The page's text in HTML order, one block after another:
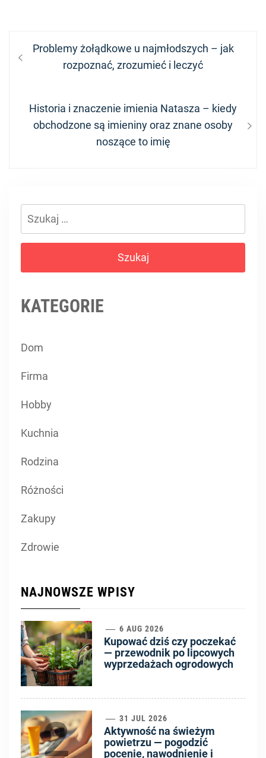
Nawigacja
wpisu
Previous
Problemy żołądkowe u najmłodszych – jak
rozpoznać, zrozumieć i leczyć
Next
post:
Historia i znaczenie imienia Natasza – kiedy
obchodzone są imieniny oraz znane osoby
noszące to imię
Szukaj:
KATEGORIE
Dom
Firma
Hobby
Kuchnia
Rodzina
Różności
Zakupy
Zdrowie
NAJNOWSZE WPISY
1 6 AUG 2026
Kupować dziś czy poczekać
— przewodnik po lipcowych
wyprzedażach ogrodowych
2 31 JUL 2026
Aktywność na świeżym
powietrzu — pogodzić
pocenie, nawodnienie i